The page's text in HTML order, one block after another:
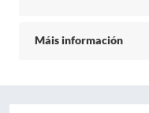
Máis información